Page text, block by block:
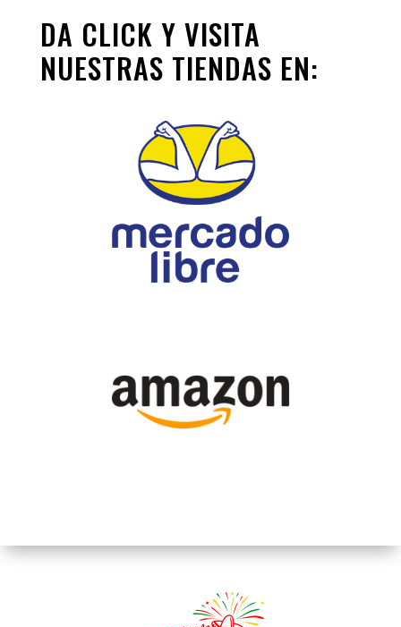
DA CLICK Y VISITA
NUESTRAS TIENDAS EN: